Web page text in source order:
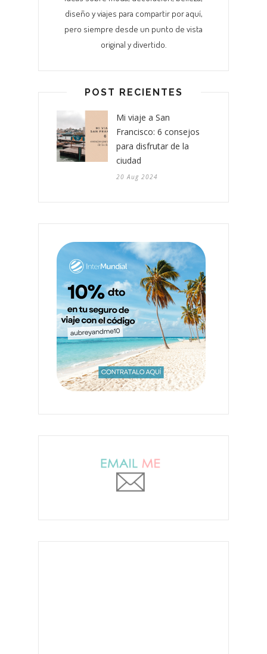
diseño y viajes para compartir por aquí,
pero siempre desde un punto de vista
original y divertido.
POST RECIENTES
Mi viaje a San
Francisco: 6 consejos
para disfrutar de la
ciudad
20 Aug 2024